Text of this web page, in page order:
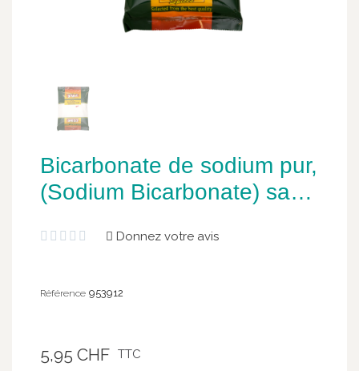
Bicarbonate de sodium pur,
(Sodium Bicarbonate) sac
     Donnez votre avis
Référence 953912
5,95 CHF TTC